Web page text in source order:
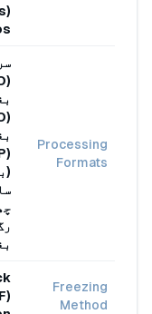
Processing
Formats
Freezing
Method